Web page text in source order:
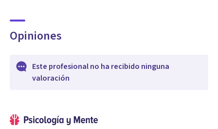
Opiniones
Este profesional no ha recibido ninguna
valoración